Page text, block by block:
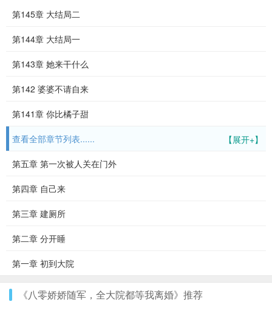
第145章 大结局二
第144章 大结局一
第143章 她来干什么
第142 婆婆不请自来
第141章 你比橘子甜
【展开+】
查看全部章节列表......
第五章 第一次被人关在门外
第四章 自己来
第三章 建厕所
第二章 分开睡
第一章 初到大院
《八零娇娇随军，全大院都等我离婚》推荐